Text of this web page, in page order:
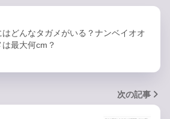
はどんなタガメがいる？ナンベイオオ
は最大何cm？
次の記事